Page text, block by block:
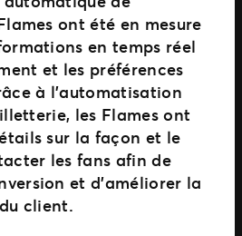
ont été en mesure
en temps réel
et les préférences
à l’automatisation
les Flames ont
sur la façon et le
les fans afin de
et d’améliorer la
client.